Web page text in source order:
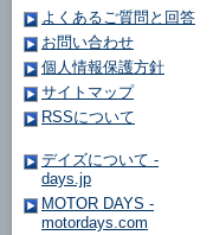
よくあるご質問と回答
お問い合わせ
個人情報保護方針
サイトマップ
RSSについて
デイズについて -
days.jp
MOTOR DAYS -
motordays.com